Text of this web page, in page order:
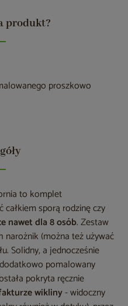
produkt?
proszkowo
to komplet
sporą rodzinę czy
nawet dla 8 osób. Zestaw
narożnik (można też używać
Solidny, a jednocześnie
pomalowany
pokryta ręcznie
wikliny- widoczny